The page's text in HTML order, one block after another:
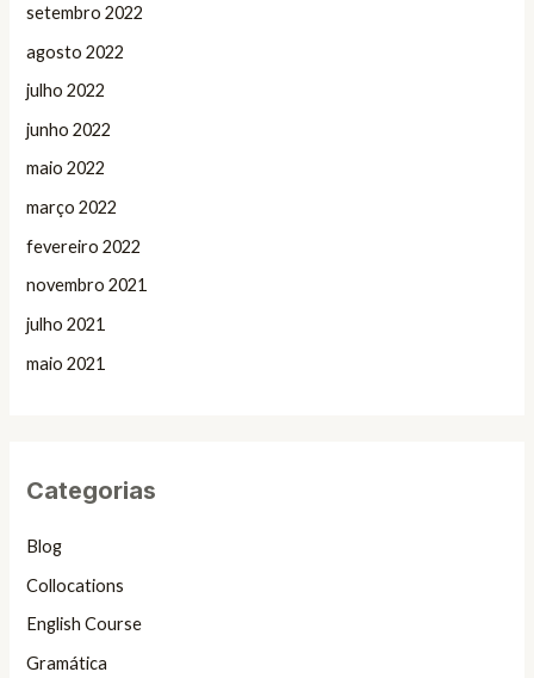
setembro 2022
agosto 2022
julho 2022
junho 2022
maio 2022
março 2022
fevereiro 2022
novembro 2021
julho 2021
maio 2021
Categorias
Blog
Collocations
English Course
Gramática